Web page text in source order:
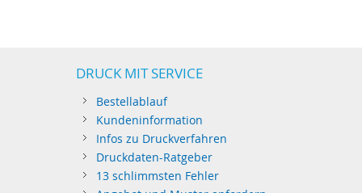
DRUCK MIT SERVICE
Bestellablauf
Kundeninformation
Infos zu Druckverfahren
Druckdaten-Ratgeber
13 schlimmsten Fehler